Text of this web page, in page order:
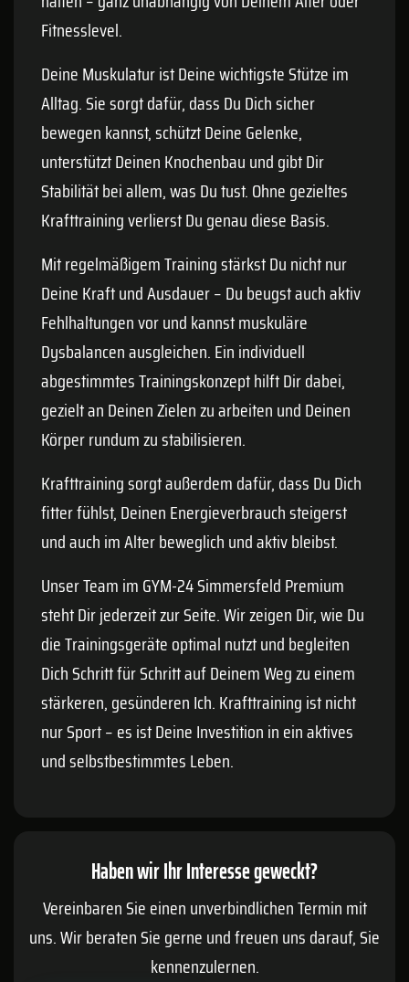
Fitnesslevel.
Deine Muskulatur ist Deine wichtigste Stütze im
Alltag. Sie sorgt dafür, dass Du Dich sicher
bewegen kannst, schützt Deine Gelenke,
unterstützt Deinen Knochenbau und gibt Dir
Stabilität bei allem, was Du tust. Ohne gezieltes
Krafttraining verlierst Du genau diese Basis.
Mit regelmäßigem Training stärkst Du nicht nur
Deine Kraft und Ausdauer – Du beugst auch aktiv
Fehlhaltungen vor und kannst muskuläre
Dysbalancen ausgleichen. Ein individuell
abgestimmtes Trainingskonzept hilft Dir dabei,
gezielt an Deinen Zielen zu arbeiten und Deinen
Körper rundum zu stabilisieren.
Krafttraining sorgt außerdem dafür, dass Du Dich
fitter fühlst, Deinen Energieverbrauch steigerst
und auch im Alter beweglich und aktiv bleibst.
Unser Team im GYM-24 Simmersfeld Premium
steht Dir jederzeit zur Seite. Wir zeigen Dir, wie Du
die Trainingsgeräte optimal nutzt und begleiten
Dich Schritt für Schritt auf Deinem Weg zu einem
stärkeren, gesünderen Ich. Krafttraining ist nicht
nur Sport – es ist Deine Investition in ein aktives
und selbstbestimmtes Leben.
Haben wir Ihr Interesse geweckt?
Vereinbaren Sie einen unverbindlichen Termin mit
uns. Wir beraten Sie gerne und freuen uns darauf, Sie
kennenzulernen.